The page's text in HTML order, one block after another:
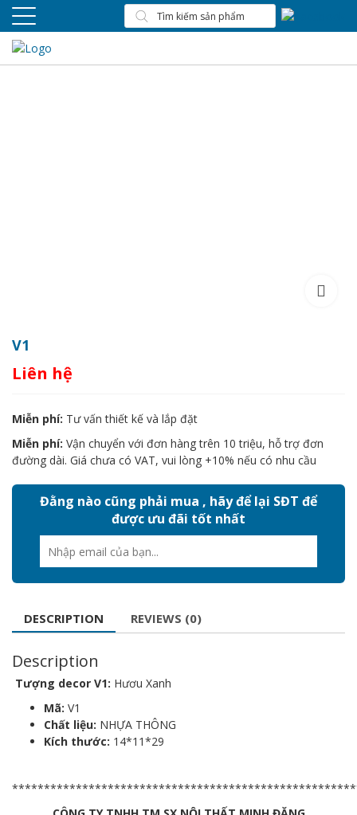
V1
Liên hệ
Miễn phí: Tư vấn thiết kế và lắp đặt
Miễn phí: Vận chuyển với đơn hàng trên 10 triệu, hỗ trợ đơn
đường dài. Giá chưa có VAT, vui lòng +10% nếu có nhu cầu
Đằng nào cũng phải mua , hãy để lại SĐT để
được ưu đãi tốt nhất
DESCRIPTION REVIEWS (0)
Description
Tượng decor V1: Hươu Xanh
Mã: V1
Chất liệu: NHỰA THÔNG
Kích thước: 14*11*29